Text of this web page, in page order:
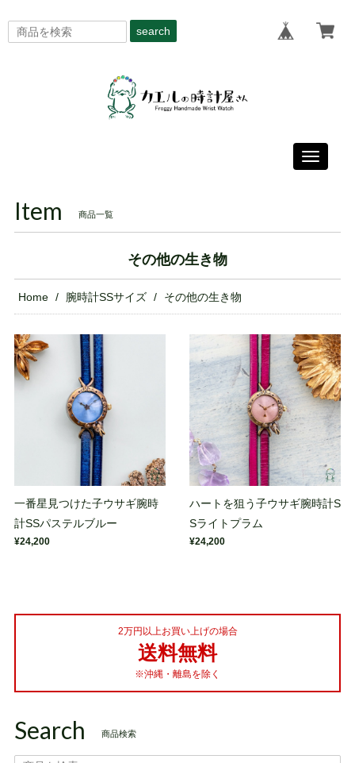
search
Toggle
Item 商品一覧
その他の生き物
Home 腕時計SSサイズ その他の生き物
一番星見つけた子ウサギ腕時
計SSパステルブルー
¥24,200
ハートを狙う子ウサギ腕時計S
Sライトプラム
¥24,200
2万円以上お買い上げの場合
送料無料
※沖縄・離島を除く
Search 商品検索